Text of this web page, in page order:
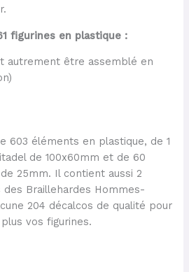
figurines en plastique :
autrement être assemblé en
603 éléments en plastique, de 1
de 100x60mm et de 60
25mm. Il contient aussi 2
des Braillehardes Hommes-
204 décalcos de qualité pour
vos figurines.